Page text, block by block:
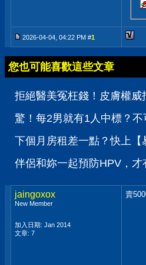
2026-04-04, 04:22 PM #1
您也可能喜歡這些文章
拒絕醫美冤枉錢！皮膚權威
驚！每2男就有1人中標？不
下個月房租差一點？快上【
伴侶和妳一起預防HPV，才
jaingoxox
New Member
加入日期: Jan 2014
文章: 7
賣